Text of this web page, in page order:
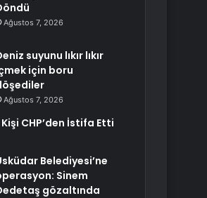
Ağustos 7, 2026
suyunu lıkır lıkır
için boru
Ağustos 7, 2026
CHP’den İstifa Etti
Belediyesi’ne
Sinem
gözaltında